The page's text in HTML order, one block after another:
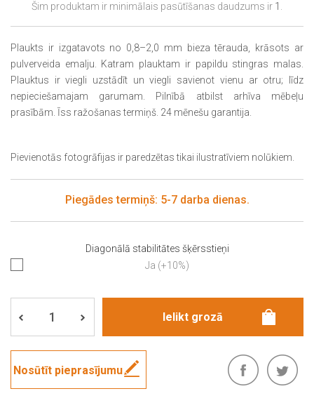
Šim produktam ir minimālais pasūtīšanas daudzums ir 1
Plaukts ir izgatavots no 0,8–2,0 mm bieza tērauda, ​​krāsots ar
pulverveida emalju. Katram plauktam ir papildu stingras malas.
Plauktus ir viegli uzstādīt un viegli savienot vienu ar otru; līdz
nepieciešamajam garumam. Pilnībā atbilst arhīva mēbeļu
prasībām. Īss ražošanas termiņš. 24 mēnešu garantija.
Pievienotās fotogrāfijas ir paredzētas tikai ilustratīviem nolūkiem.
Piegādes termiņš: 5-7 darba dienas.
Diagonālā stabilitātes šķērsstieņi
Ja (+10%)
Nosūtīt pieprasījumu